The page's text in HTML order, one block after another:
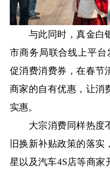
与此同时，真金白银
市商务局联合线上平
促消费消费券，在春节
商家的自有优惠，让消
实惠。
大宗消费同样热度
旧换新补贴政策的落
星以及汽车4S店等商家